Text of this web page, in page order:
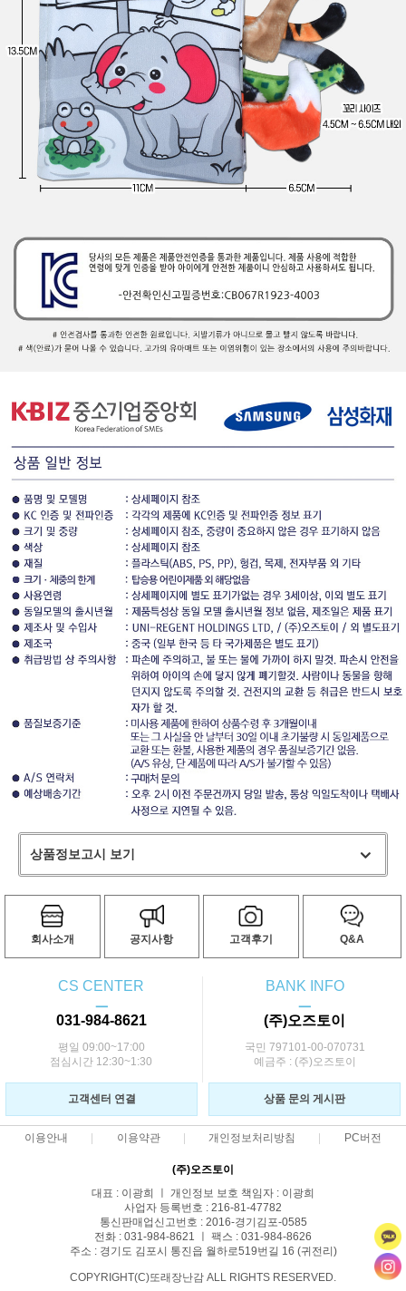
상품정보고시 보기
회사소개 공지사항 고객후기 Q&A
CS CENTER
ㅡ
031-984-8621
평일 09:00~17:00
점심시간 12:30~1:30
BANK INFO
ㅡ
(주)오즈토이
국민 797101-00-070731
예금주 : (주)오즈토이
고객센터 연결 상품 문의 게시판
이용안내 이용약관 개인정보처리방침 PC버전
(주)오즈토이
대표 : 이광희 ㅣ 개인정보 보호 책임자 : 이광희
사업자 등록번호 : 216-81-47782
통신판매업신고번호 : 2016-경기김포-0585
전화 : 031-984-8621 ㅣ 팩스 : 031-984-8626
주소 : 경기도 김포시 통진읍 월하로519번길 16 (귀전리)
COPYRIGHT(C)또래장난감 ALL RIGHTS RESERVED.